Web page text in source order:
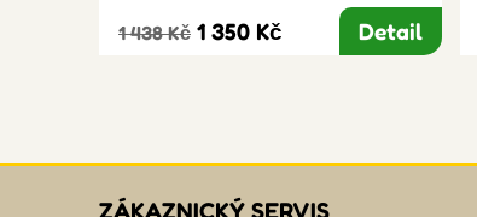
1 438 Kč 1 350 Kč Detail
ZÁKAZNICKÝ SERVIS